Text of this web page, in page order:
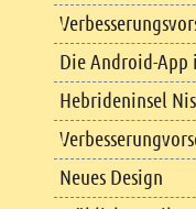
Die Android-App
Hebrideninsel
Neues Design